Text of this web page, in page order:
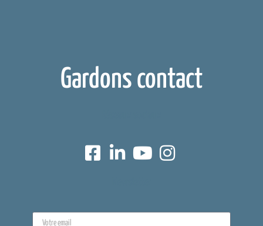
Gardons contact